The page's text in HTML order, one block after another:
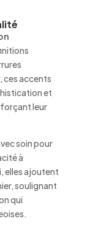
ces accents
et
leur
soin pour
à
elles ajoutent
soulignant
qui